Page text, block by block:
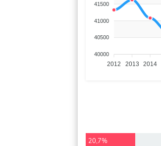
41500
41000
40500
40000
2012 2013 2014
20,7%